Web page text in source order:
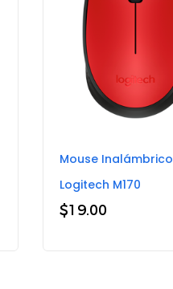
Mouse Inalámbrico
Logitech M170
$19.00